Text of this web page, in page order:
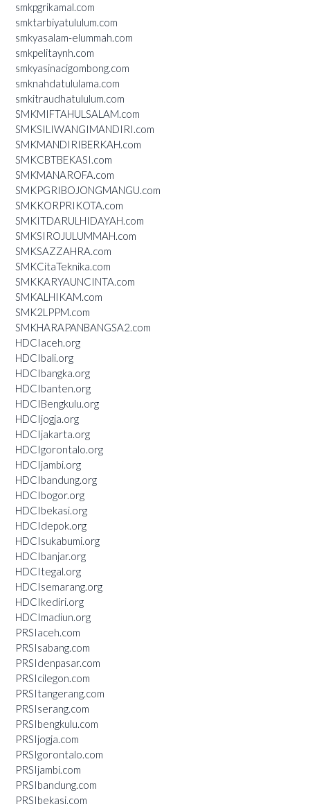
smkpgrikamal.com
smktarbiyatululum.com
smkyasalam-elummah.com
smkpelitaynh.com
smkyasinacigombong.com
smknahdatululama.com
smkitraudhatululum.com
SMKMIFTAHULSALAM.com
SMKSILIWANGIMANDIRI.com
SMKMANDIRIBERKAH.com
SMKCBTBEKASI.com
SMKMANAROFA.com
SMKPGRIBOJONGMANGU.com
SMKKORPRIKOTA.com
SMKITDARULHIDAYAH.com
SMKSIROJULUMMAH.com
SMKSAZZAHRA.com
SMKCitaTeknika.com
SMKKARYAUNCINTA.com
SMKALHIKAM.com
SMK2LPPM.com
SMKHARAPANBANGSA2.com
HDCIaceh.org
HDCIbali.org
HDCIbangka.org
HDCIbanten.org
HDCIBengkulu.org
HDCIjogja.org
HDCIjakarta.org
HDCIgorontalo.org
HDCIjambi.org
HDCIbandung.org
HDCIbogor.org
HDCIbekasi.org
HDCIdepok.org
HDCIsukabumi.org
HDCIbanjar.org
HDCItegal.org
HDCIsemarang.org
HDCIkediri.org
HDCImadiun.org
PRSIaceh.com
PRSIsabang.com
PRSIdenpasar.com
PRSIcilegon.com
PRSItangerang.com
PRSIserang.com
PRSIbengkulu.com
PRSIjogja.com
PRSIgorontalo.com
PRSIjambi.com
PRSIbandung.com
PRSIbekasi.com